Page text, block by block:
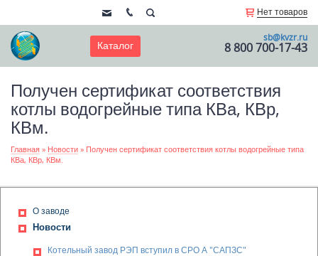
Нет товаров
Каталог
sb@kvzr.ru
8 800 700-17-43
Получен сертификат соответствия
котлы водогрейные типа КВа, КВр,
КВм.
Главная » Новости » Получен сертификат соответствия котлы водогрейные типа
КВа, КВр, КВм.
О заводе
Новости
Котельный завод РЭП вступил в СРО А "САПЗС"